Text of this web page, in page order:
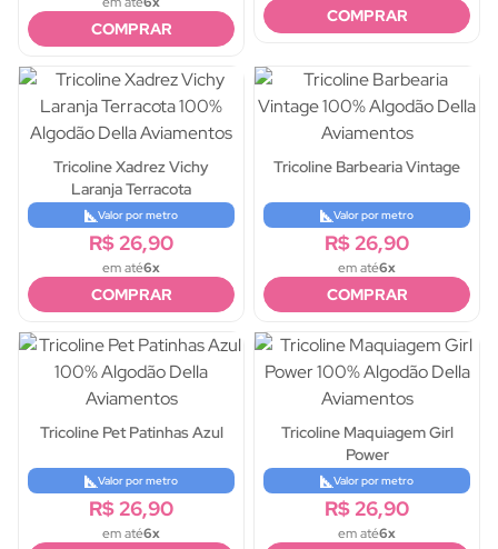
COMPRAR
COMPRAR
Tricoline Xadrez Vichy
Laranja Terracota
Valor por metro
R$ 26,90
em até6x
COMPRAR
Tricoline Barbearia Vintage
Valor por metro
R$ 26,90
em até6x
COMPRAR
Tricoline Pet Patinhas Azul
Valor por metro
R$ 26,90
em até6x
Tricoline Maquiagem Girl
Power
Valor por metro
R$ 26,90
em até6x